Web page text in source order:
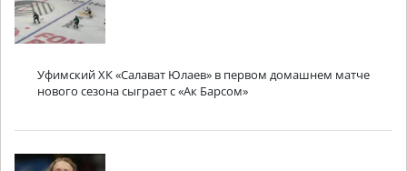
Уфимский ХК «Салават Юлаев» в первом домашнем матче
нового сезона сыграет с «Ак Барсом»